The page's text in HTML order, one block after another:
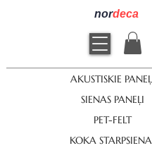
nordeca
AKUSTISKIE
SIENAS PANEĻI
PET-FELT
KOKA